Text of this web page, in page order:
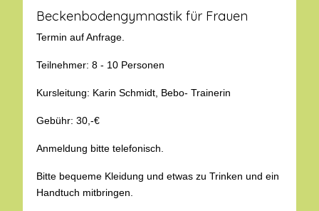
Beckenbodengymnastik für Frauen
Termin auf Anfrage.
Teilnehmer: 8 - 10 Personen
Kursleitung: Karin Schmidt, Bebo- Trainerin
Gebühr: 30,-€
Anmeldung bitte telefonisch.
Bitte bequeme Kleidung und etwas zu Trinken und ein
Handtuch mitbringen.